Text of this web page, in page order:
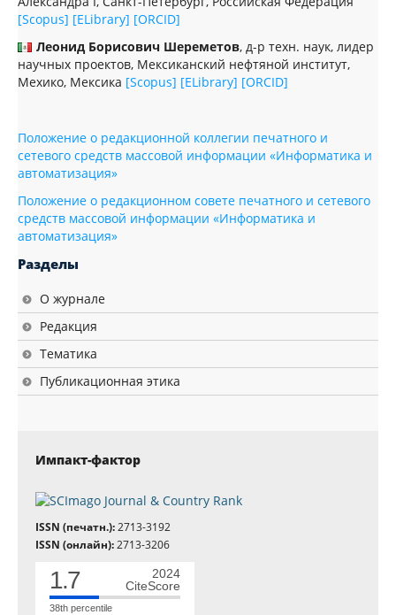
[Scopus] [ELibrary] [ORCID]
Леонид Борисович Шереметов, д-р техн. наук, лидер
научных проектов, Мексиканский нефтяной институт,
Мехико, Мексика [Scopus] [ELibrary] [ORCID]
Положение о редакционной коллегии печатного и
сетевого средств массовой информации «Информатика и
автоматизация»
Положение о редакционном совете печатного и сетевого
средств массовой информации «Информатика и
автоматизация»
Разделы
О журнале
Редакция
Тематика
Публикационная этика
Импакт-фактор
ISSN (печатн.):2713-3192
ISSN (онлайн):2713-3206
1.7
2024
CiteScore
38th percentile